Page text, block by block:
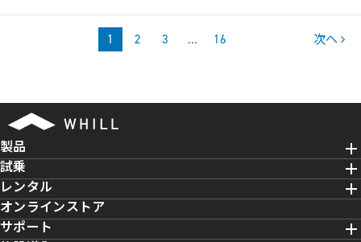
1 2 3 … 16 次へ
製品
試乗
レンタル
オンラインストア
サポート